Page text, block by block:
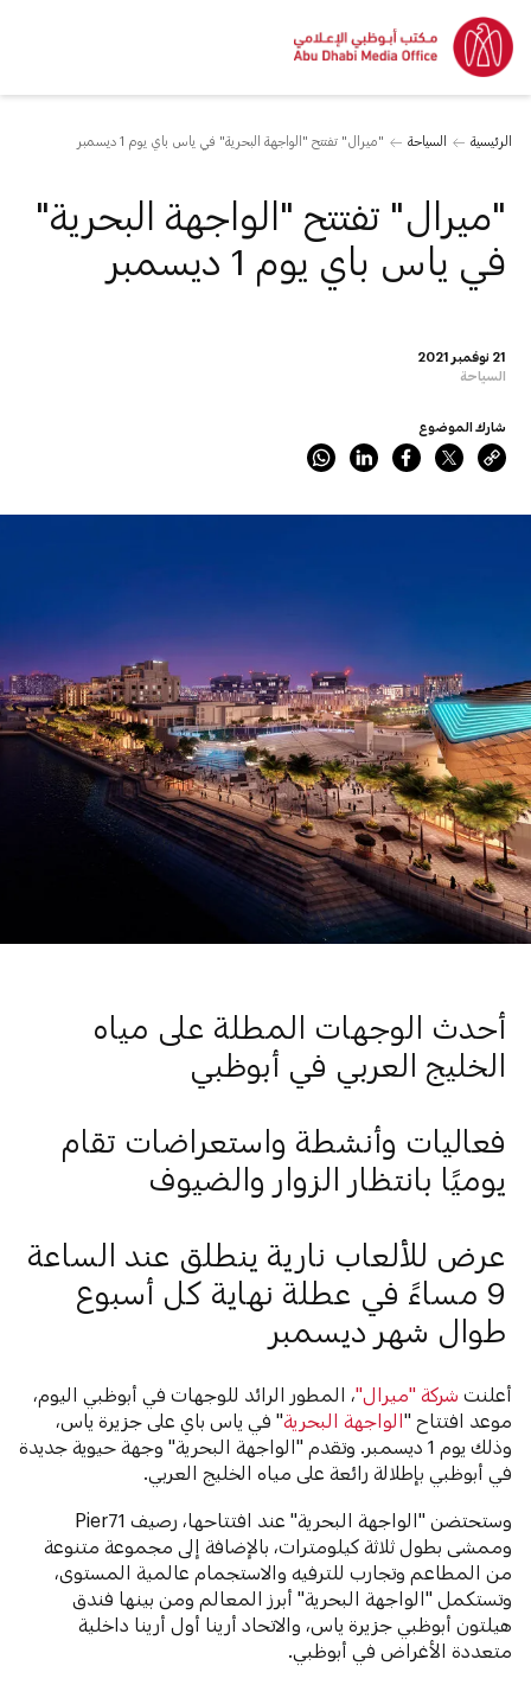
الرئيسية السياحة "ميرال" تفتتح "الواجهة البحرية" في ياس باي يوم 1 ديسمبر
21 نوفمبر 2021
السياحة
"ميرال" تفتتح "الواجهة البحرية"
في ياس باي يوم 1 ديسمبر
أحدث الوجهات المطلة على مياه
الخليج العربي في أبوظبي
فعاليات وأنشطة واستعراضات تقام
يوميًا بانتظار الزوار والضيوف
عرض للألعاب نارية ينطلق عند الساعة
9 مساءً في عطلة نهاية كل أسبوع
طوال شهر ديسمبر
شارك الموضوع
أعلنتشركة "ميرال"، المطور الرائد للوجهات في أبوظبي اليوم،
موعد افتتاح " الواجهة البحرية" في ياس باي على جزيرة ياس،
وذلك يوم 1 ديسمبر. وتقدم "الواجهة البحرية" وجهة حيوية جديدة
في أبوظبي بإطلالة رائعة على مياه الخليج العربي.
وستحتضن "الواجهة البحرية" عند افتتاحها، رصيف Pier71
وممشى بطول ثلاثة كيلومترات، بالإضافة إلى مجموعة متنوعة
من المطاعم وتجارب للترفيه والاستجمام عالمية المستوى،
وتستكمل "الواجهة البحرية" أبرز المعالم ومن بينها فندق
هيلتون أبوظبي جزيرة ياس، والاتحاد أرينا أول أرينا داخلية
متعددة الأغراض في أبوظبي.